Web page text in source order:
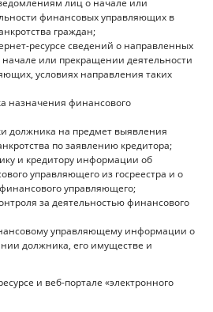
лиц о начале или
финансовых управляющих в
граждан;
ресурсе сведений о направленных
или прекращении деятельности
условиях направления таких
назначения финансового
должника на предмет выявления
по заявлению кредитора;
и кредитору информации об
управляющего из госреестра и о
управляющего;
за деятельностью финансового
управляющему информации о
должника, его имуществе и
и веб-портале «электронного